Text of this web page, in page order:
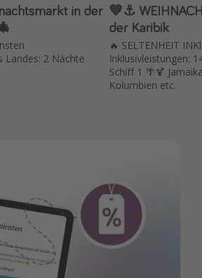
in der
Landes: 2 Nächte
💙⚓️
der Karibik
🔥 SELTENHEIT
Inklusivleistungen:
Schiff 1 🌴🍹
Kolumbien etc.